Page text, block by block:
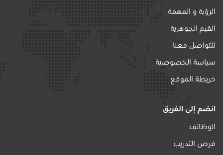
الرؤية و المهمة
القيم الجوهرية
للتواصل معنا
سياسة الخصوصية
خريطة الموقع
انضم إلى الفريق
الوظائف
فرص التدريب